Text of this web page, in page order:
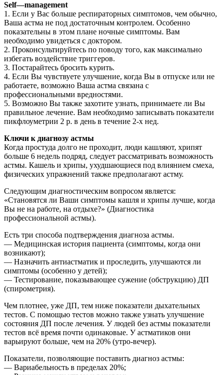
Self—management
1. Если у Вас больше респираторных симптомов, чем обычно,
Ваша астма не под достаточным контролем. Особенно
показательны в этом плане ночные симптомы. Вам
необходимо увидеться с доктором.
2. Проконсультируйтесь по поводу того, как максимально
избегать воздействие триггеров.
3. Постарайтесь бросить курить.
4. Если Вы чувствуете улучшение, когда Вы в отпуске или не
работаете, возможно Ваша астма связана с
профессиональными вредностями.
5. Возможно Вы также захотите узнать, принимаете ли Вы
правильное лечение. Вам необходимо записывать показатели
пикфлоуметрии 2 р. в день в течение 2-х нед.
Ключи к диагнозу астмы
Когда простуда долго не проходит, люди кашляют, хрипят
больше 6 недель подряд, следует рассматривать возможность
астмы. Кашель и хрипы, ухудшающиеся под влиянием смеха,
физических упражнений также предполагают астму.
Следующим диагностическим вопросом является:
«Становятся ли Ваши симптомы кашля и хрипы лучше, когда
Вы не на работе, на отдыхе?» (Диагностика
профессиональной астмы).
Есть три способа подтверждения диагноза астмы.
— Медицинская история пациента (симптомы, когда они
возникают);
— Назначить антиастматик и проследить, улучшаются ли
симптомы (особенно у детей);
— Тестирование, показывающее сужение (обструкцию) ДП
(спирометрия).
Чем плотнее, уже ДП, тем ниже показатели дыхательных
тестов. С помощью тестов можно также узнать улучшение
состояния ДП после лечения. У людей без астмы показатели
тестов всё время почти одинаковые. У астматиков они
варьируют больше, чем на 20% (утро-вечер).
Показатели, позволяющие поставить диагноз астмы:
— Вариабельность в пределах 20%;